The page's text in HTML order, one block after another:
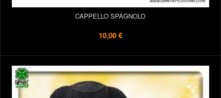
CAPPELLO SPAGNOLO
10,00 €